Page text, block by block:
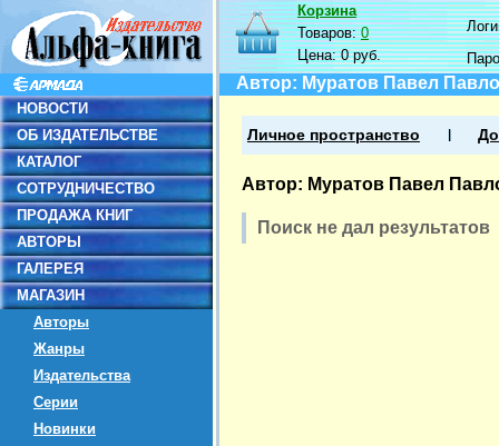
НОВОСТИ
ОБ ИЗДАТЕЛЬСТВЕ
КАТАЛОГ
СОТРУДНИЧЕСТВО
ПРОДАЖА КНИГ
АВТОРЫ
ГАЛЕРЕЯ
МАГАЗИН
Авторы
Жанры
Издательства
Серии
Новинки
Корзина
Товаров:0
Цена:0 руб.
Автор: Муратов Павел
Личное пространство
Автор: Муратов Павел
Поиск не дал результатов